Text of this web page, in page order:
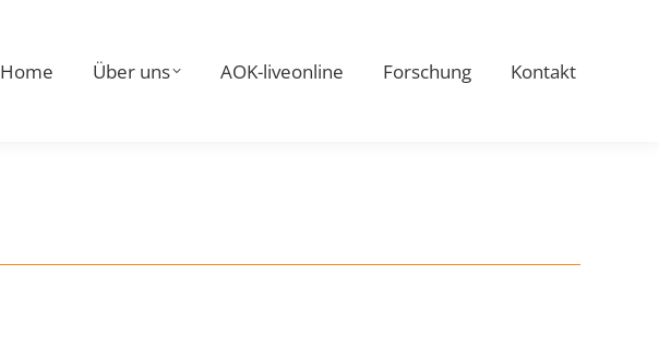
Home Über uns AOK-liveonline Forschung Kontakt